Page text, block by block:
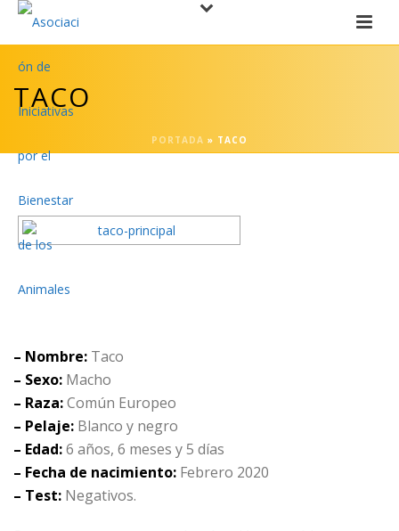
TACO
PORTADA » TACO
– Nombre: Taco
– Sexo: Macho
– Raza:Común Europeo
– Pelaje: Blanco y negro
– Edad:6 años, 6 meses y 5 días
– Fecha de nacimiento: Febrero 2020
– Test: Negativos.